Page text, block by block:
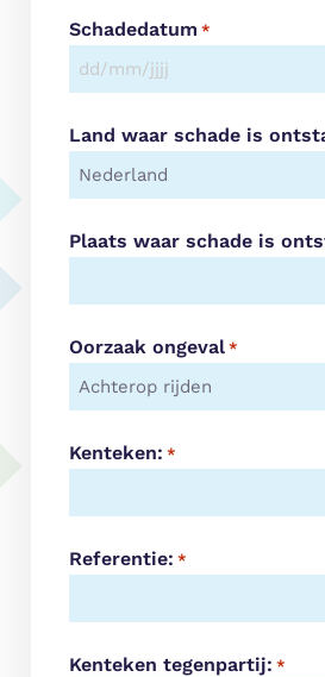
Schadedatum *
DD
MM
slash
JJJJ
Land waar schade is
Plaats waar schade is
Oorzaak ongeval *
Kenteken: *
Referentie: *
Kenteken tegenpartij: *